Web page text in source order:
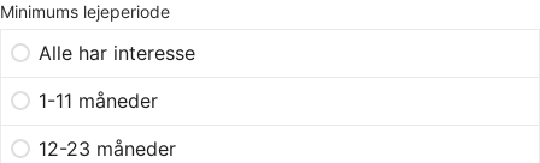
Minimums lejeperiode
Alle har interesse
1-11 måneder
12-23 måneder